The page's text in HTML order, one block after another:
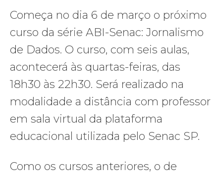
Começa no dia 6 de março o próximo
curso da série ABI-Senac: Jornalismo
de Dados. O curso, com seis aulas,
acontecerá às quartas-feiras, das
18h30 às 22h30. Será realizado na
modalidade a distância com professor
em sala virtual da plataforma
educacional utilizada pelo Senac SP.
Como os cursos anteriores, o de